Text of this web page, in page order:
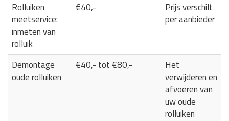
Rolluiken
meetservice:
inmeten van
rolluik
€40,-
Prijs verschilt
per aanbieder
Demontage
oude rolluiken
€40,- tot €80,-
Het
verwijderen en
afvoeren van
uw oude
rolluiken